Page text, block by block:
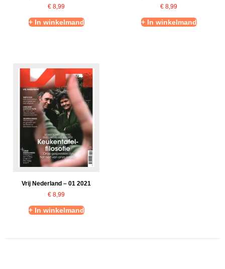
€ 8,99
+ In winkelmand
€ 8,99
+ In winkelmand
Vrij Nederland – 01 2021
€ 8,99
+ In winkelmand